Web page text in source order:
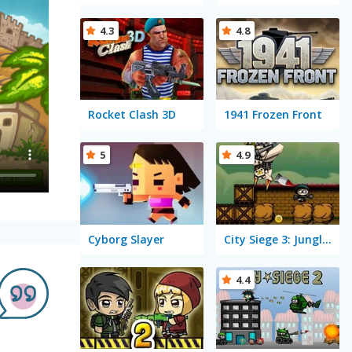
Rocket Clash 3D
4.3
1941 Frozen Front
4.8
Cyborg Slayer
5
City Siege 3: Jungle Siege Fubar Level Pack
4.9
4.4